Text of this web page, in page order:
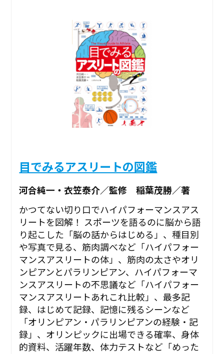
目でみるアスリートの図鑑
河合純一・衣笠泰介／監修 稲葉茂勝／著
かつてない切り口でハイパフォーマンスアス
リートを図解！ スポーツを語るのに脳から語
り起こした「脳の話からはじめる」、種目別
や写真で見る、筋肉調べなど「ハイパフォー
マンスアスリートの体」、筋肉の太さやオリ
ンピアンとパラリンピアン、ハイパフォーマ
ンスアスリートの不思議など「ハイパフォー
マンスアスリートあれこれ比較」、最多記
録、はじめて記録、記憶に残るシーンなど
「オリンピアン・パラリンピアンの経験・記
録」、オリンピックに出場できる確率、身体
的資料、活躍年数、体力テストなど「めった